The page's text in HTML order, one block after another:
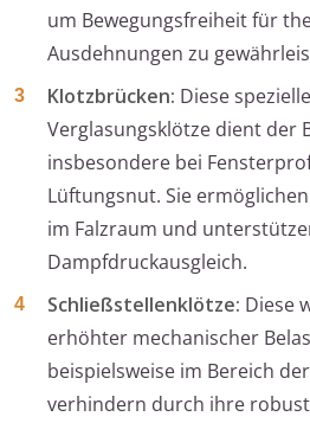
um Bewegungsfreiheit für
Ausdehnungen zu
Klotzbrücken: Diese
Verglasungsklötze dient der
insbesondere bei
Lüftungsnut. Sie
im Falzraum und
Dampfdruckausgleich.
Schließstellenklötze: Diese
erhöhter mechanischer
beispielsweise im Bereich
verhindern durch ihre